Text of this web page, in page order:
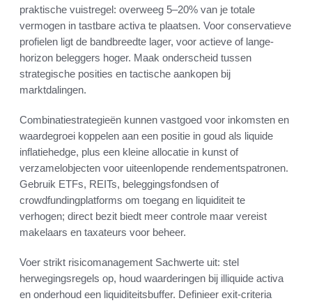
praktische vuistregel: overweeg 5–20% van je totale
vermogen in tastbare activa te plaatsen. Voor conservatieve
profielen ligt de bandbreedte lager, voor actieve of lange-
horizon beleggers hoger. Maak onderscheid tussen
strategische posities en tactische aankopen bij
marktdalingen.
Combinatiestrategieën kunnen vastgoed voor inkomsten en
waardegroei koppelen aan een positie in goud als liquide
inflatiehedge, plus een kleine allocatie in kunst of
verzamelobjecten voor uiteenlopende rendementspatronen.
Gebruik ETFs, REITs, beleggingsfondsen of
crowdfundingplatforms om toegang en liquiditeit te
verhogen; direct bezit biedt meer controle maar vereist
makelaars en taxateurs voor beheer.
Voer strikt risicomanagement Sachwerte uit: stel
herwegingsregels op, houd waarderingen bij illiquide activa
en onderhoud een liquiditeitsbuffer. Definieer exit-criteria